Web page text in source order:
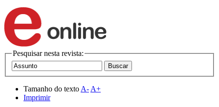
Pesquisar nesta revista:
Tamanho do texto A- A+
Imprimir